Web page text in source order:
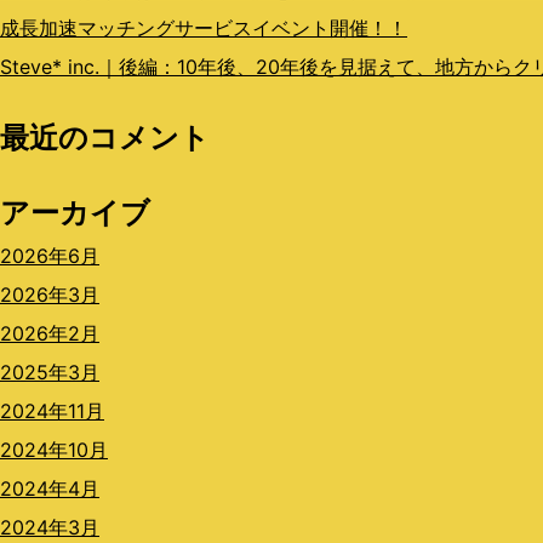
成長加速マッチングサービスイベント開催！！
Steve* inc.｜後編：10年後、20年後を見据えて、地方からク
最近のコメント
アーカイブ
2026年6月
2026年3月
2026年2月
2025年3月
2024年11月
2024年10月
2024年4月
2024年3月